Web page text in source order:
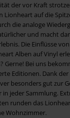
der vor Kraft
Lionheart auf die
die analoge
und macht
Die Einflüsse
Alben auf Vinyl
Gerne! Bei uns
Editionen. Dank der
besonders gut zur
jeder Sammlung.
runden das
Wohnzimmer.